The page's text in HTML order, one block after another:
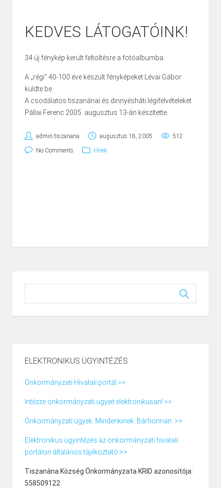
KEDVES LÁTOGATÓINK!
34 új fénykép került feltöltésre a fotóalbumba.
A „régi” 40-100 éve készült fényképeket Lévai Gábor
küldte be.
A csodálatos tiszanánai és dinnyésháti légifelvételeket
Pállai Ferenc 2005. augusztus 13-án készítette.
admin.tiszanana augusztus 18, 2005 512
No Comments Hírek
ELEKTRONIKUS ÜGYINTÉZÉS
Önkormányzati Hivatali portál >>
Intézze önkormányzati ügyeit elektronikusan! >>
Önkormányzati ügyek. Mindenkinek. Bárhonnan. >>
Elektronikus ügyintézés az önkormányzati hivatali
portálon általános tájékoztató >>
Tiszanána Község Önkormányzata KRID azonosítója:
558509122